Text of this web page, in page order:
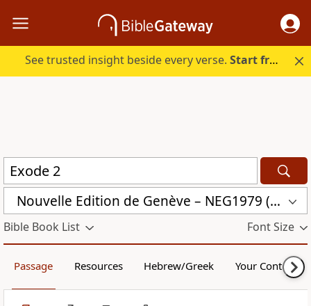
See trusted insight beside every verse.Start free.
Nouvelle Edition de Genève – NEG1979 (NEG1979)
Bible Book List Font Size
Passage Resources Hebrew/Greek Your Content